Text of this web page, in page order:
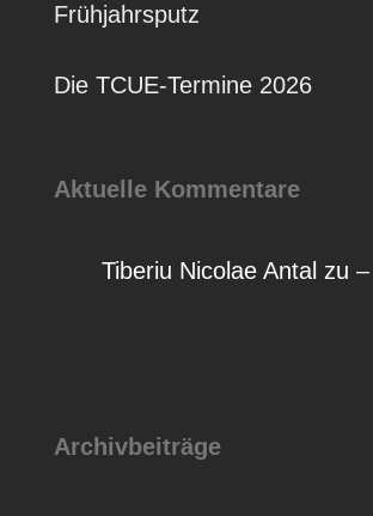
Frühjahrsputz
Die TCUE-Termine 2026
Aktuelle Kommentare
Tiberiu Nicolae Antal zu –
Archivbeiträge